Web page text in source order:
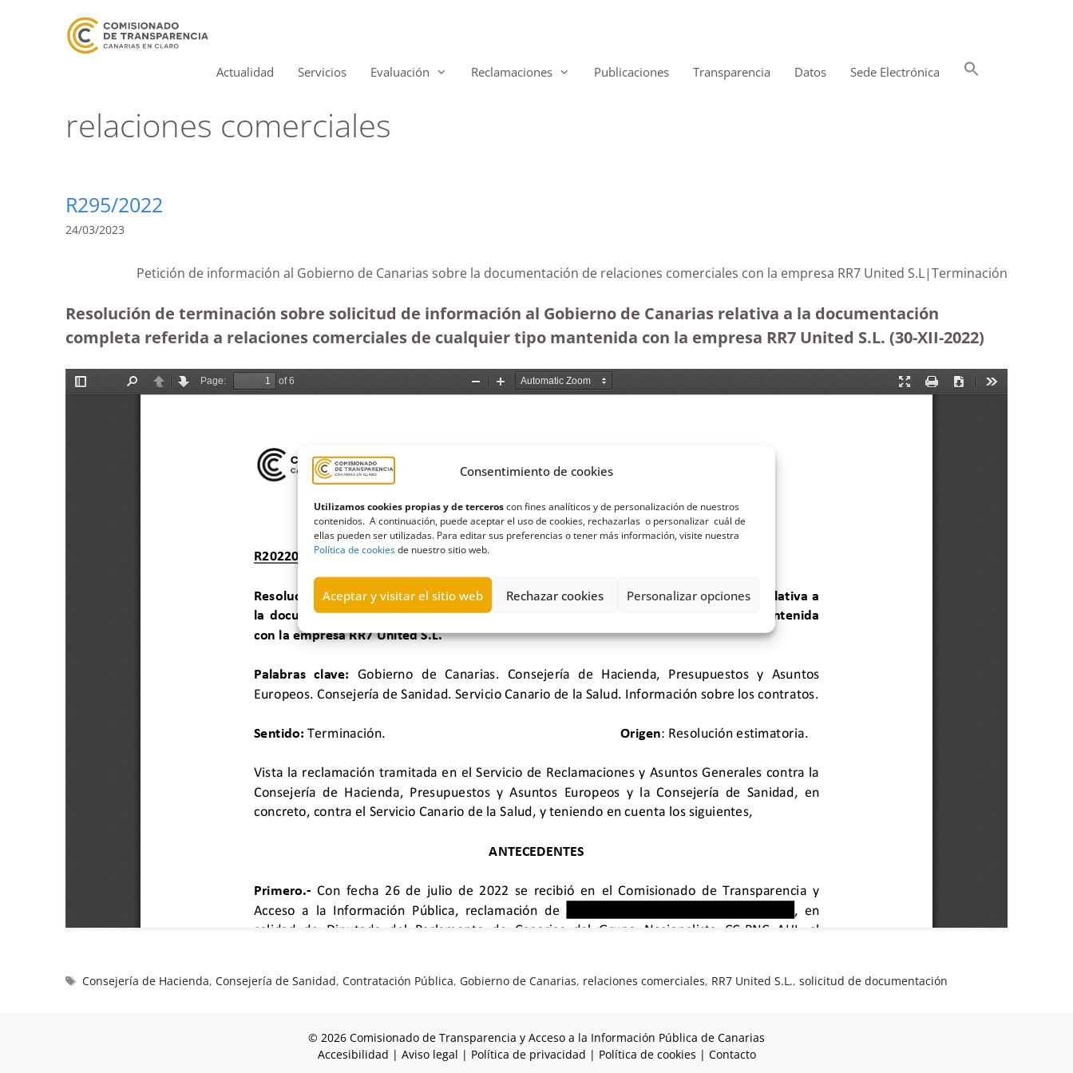
Consentimiento de cookies
Utilizamos cookies propias y de terceroscon fines analíticos y de personalización de nuestros
contenidos. A continuación, puede aceptar el uso de cookies, rechazarlas o personalizar cuál de
ellas pueden ser utilizadas. Para editar sus preferencias o tener más información, visite nuestra
Política de cookiesde nuestro sitio web.
Aceptar y visitar el sitio web Rechazar cookies Personalizar opciones
Actualidad Servicios Evaluación Reclamaciones Publicaciones Transparencia Datos Sede Electrónica
relaciones comerciales
R295/2022
24/03/2023
Petición de información al Gobierno de Canarias sobre la documentación de relaciones comerciales con la empresa RR7 United S.L|Terminación
Resolución de terminación sobre solicitud de información al Gobierno de Canarias relativa a la documentación
completa referida a relaciones comerciales de cualquier tipo mantenida con la empresa RR7 United S.L. (30-XII-2022)
Consejería de Hacienda,Consejería de Sanidad,Contratación Pública, Gobierno de Canarias, relaciones comerciales, RR7 United S.L.,solicitud de documentación
© 2026 Comisionado de Transparencia y Acceso a la Información Pública de Canarias
Accesibilidad | Aviso legal | Política de privacidad | Política de cookies | Contacto